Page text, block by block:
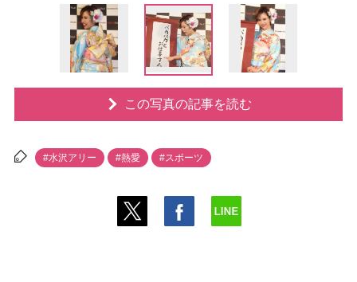
この写真の記事を読む
#水沢アリー #熱愛 #スポーツ